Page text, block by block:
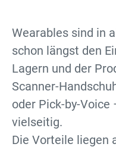
Wearables sind in
schon längst den
Lagern und der
Scanner-
oder Pick-by-
vielseitig.
Die Vorteile liegen